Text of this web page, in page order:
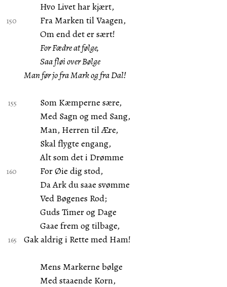
Hvo Livet har kjært,
Fra Marken til Vaagen,
Om end det er sært!
For Fædre at følge,
Saa fløi over Bølge
Man før jo fra Mark og fra Dal!
Som Kæmperne sære,
Med Sagn og med Sang,
Man, Herren til Ære,
Skal flygte engang,
Alt som det i Drømme
For Øie dig stod,
Da Ark du saae svømme
Ved Bøgenes Rod;
Guds Timer og Dage
Gaae frem og tilbage,
Gak aldrig i Rette med Ham!
Mens Markerne bølge
Med staaende Korn,